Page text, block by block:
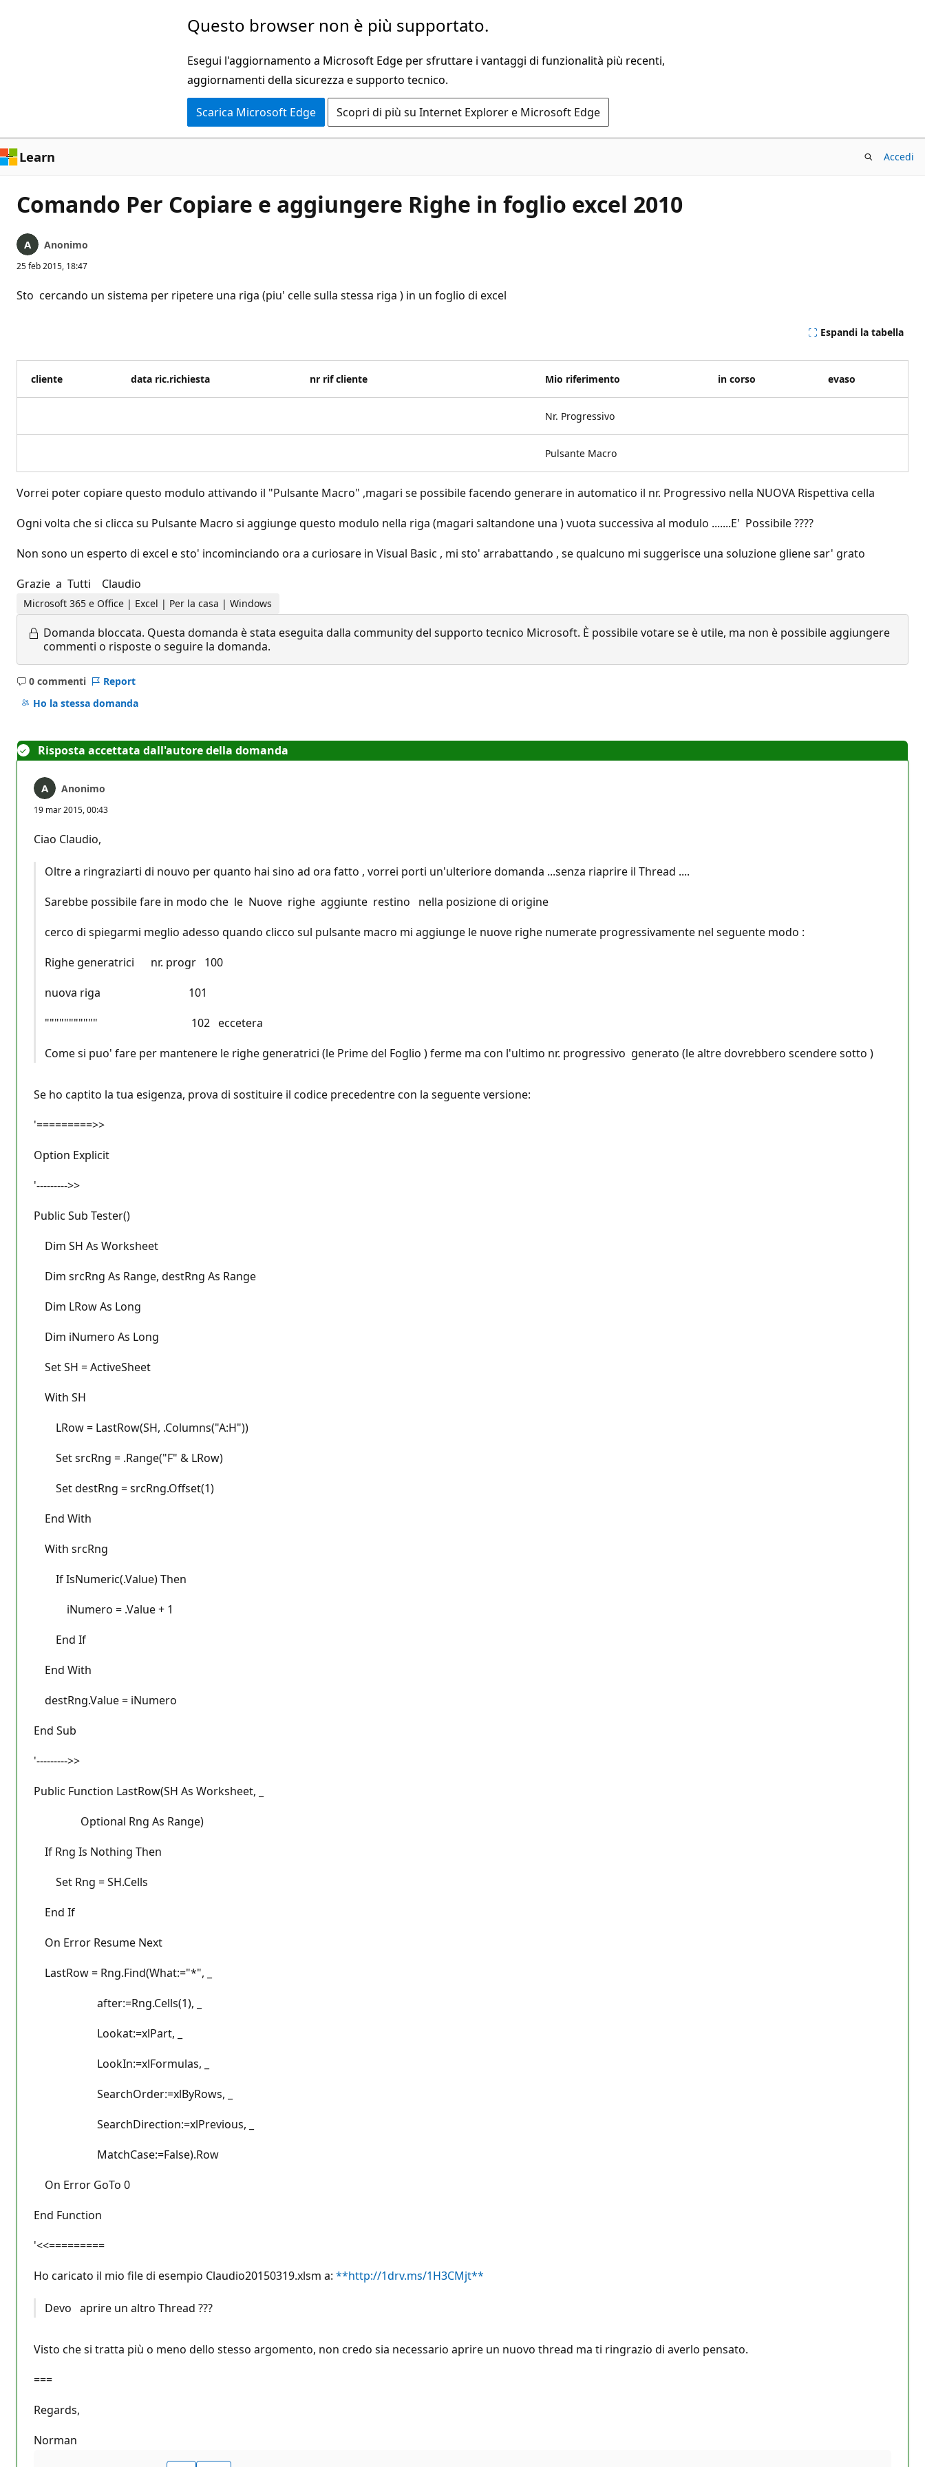
Questo browser non è più supportato.
Esegui l'aggiornamento a Microsoft Edge per sfruttare i vantaggi di funzionalità più recenti,
aggiornamenti della sicurezza e supporto tecnico.
Scarica Microsoft Edge Scopri di più su Internet Explorer e Microsoft Edge
Learn Accedi
Comando Per Copiare e aggiungere Righe in foglio excel 2010
Anonimo
25 feb 2015, 18:47
Sto cercando un sistema per ripetere una riga (piu' celle sulla stessa riga ) in un foglio di excel
Espandi la tabella
cliente data ric.richiesta nr rif cliente Mio riferimento in corso evaso
Nr. Progressivo
Pulsante Macro
Vorrei poter copiare questo modulo attivando il "Pulsante Macro" ,magari se possibile facendo generare in automatico il nr. Progressivo nella NUOVA Rispettiva cella
Ogni volta che si clicca su Pulsante Macro si aggiunge questo modulo nella riga (magari saltandone una ) vuota successiva al modulo .......E' Possibile ????
Non sono un esperto di excel e sto' incominciando ora a curiosare in Visual Basic , mi sto' arrabattando , se qualcuno mi suggerisce una soluzione gliene sar' grato
Grazie a Tutti Claudio
Microsoft 365 e Office | Excel | Per la casa | Windows
Domanda bloccata. Questa domanda è stata eseguita dalla community del supporto tecnico Microsoft. È possibile votare se è utile, ma non è possibile aggiungere
commenti o risposte o seguire la domanda.
0 commenti
Nessun
commento
Report
Ho la stessa domanda
Risposta accettata dall'autore della domanda
Anonimo
19 mar 2015, 00:43
Ciao Claudio,
Oltre a ringraziarti di nouvo per quanto hai sino ad ora fatto , vorrei porti un'ulteriore domanda ...senza riaprire il Thread ....
Sarebbe possibile fare in modo che le Nuove righe aggiunte restino nella posizione di origine
cerco di spiegarmi meglio adesso quando clicco sul pulsante macro mi aggiunge le nuove righe numerate progressivamente nel seguente modo :
Righe generatrici nr. progr 100
nuova riga 101
""""""""""" 102 eccetera
Come si puo' fare per mantenere le righe generatrici (le Prime del Foglio ) ferme ma con l'ultimo nr. progressivo generato (le altre dovrebbero scendere sotto )
Se ho captito la tua esigenza, prova di sostituire il codice precedentre con la seguente versione:
'=========>>
Option Explicit
'--------->>
Public Sub Tester()
Dim SH As Worksheet
Dim srcRng As Range, destRng As Range
Dim LRow As Long
Dim iNumero As Long
Set SH = ActiveSheet
With SH
LRow = LastRow(SH, .Columns("A:H"))
Set srcRng = .Range("F" & LRow)
Set destRng = srcRng.Offset(1)
End With
With srcRng
If IsNumeric(.Value) Then
iNumero = .Value + 1
End If
End With
destRng.Value = iNumero
End Sub
'--------->>
Public Function LastRow(SH As Worksheet, _
Optional Rng As Range)
If Rng Is Nothing Then
Set Rng = SH.Cells
End If
On Error Resume Next
LastRow = Rng.Find(What:="*", _
after:=Rng.Cells(1), _
Lookat:=xlPart, _
LookIn:=xlFormulas, _
SearchOrder:=xlByRows, _
SearchDirection:=xlPrevious, _
MatchCase:=False).Row
On Error GoTo 0
End Function
'<<=========
Ho caricato il mio file di esempio Claudio20150319.xlsm a: **http://1drv.ms/1H3CMjt**
Devo aprire un altro Thread ???
Visto che si tratta più o meno dello stesso argomento, non credo sia necessario aprire un nuovo thread ma ti ringrazio di averlo pensato.
===
Regards,
Norman